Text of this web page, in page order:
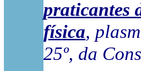
praticantes
física,
25º, da